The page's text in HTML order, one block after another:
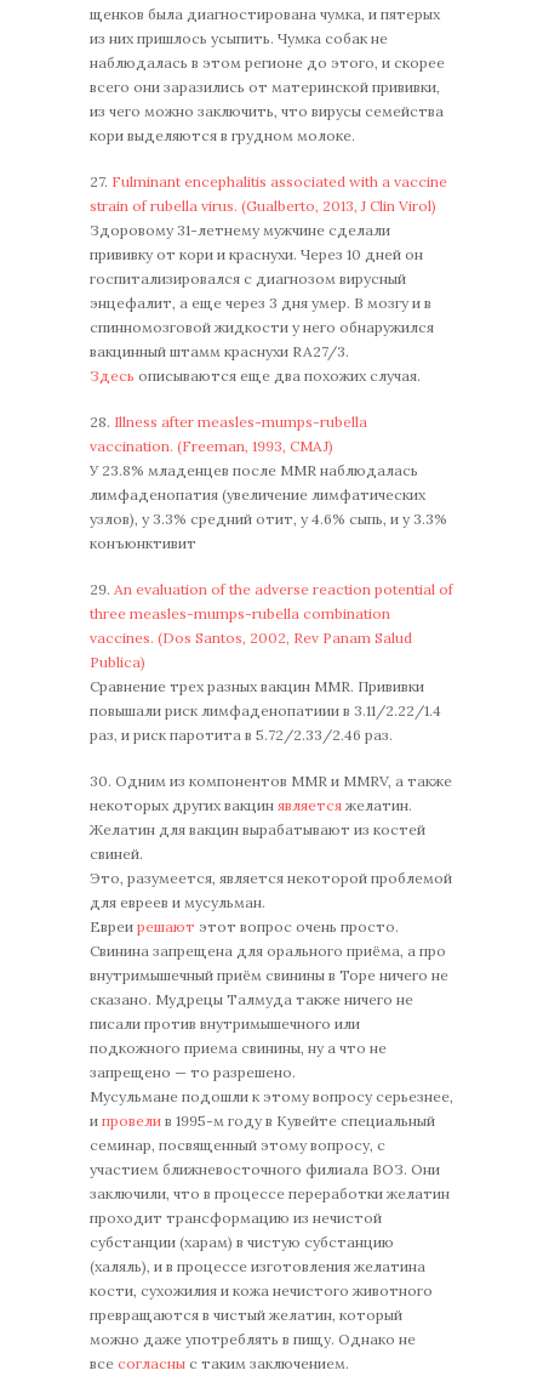
щенков была диагностирована чумка, и пятерых
из них пришлось усыпить. Чумка собак не
наблюдалась в этом регионе до этого, и скорее
всего они заразились от материнской прививки,
из чего можно заключить, что вирусы семейства
кори выделяются в грудном молоке.
27. Fulminant encephalitis associated with a vaccine
strain of rubella virus. (Gualberto, 2013, J Clin Virol)
Здоровому 31-летнему мужчине сделали
прививку от кори и краснухи. Через 10 дней он
госпитализировался с диагнозом вирусный
энцефалит, а еще через 3 дня умер. В мозгу и в
спинномозговой жидкости у него обнаружился
вакцинный штамм краснухи RA27/3.
Здесь описываются еще два похожих случая.
28. Illness after measles-mumps-rubella
vaccination. (Freeman, 1993, CMAJ)
У 23.8% младенцев после MMR наблюдалась
лимфаденопатия (увеличение лимфатических
узлов), у 3.3% средний отит, у 4.6% сыпь, и у 3.3%
конъюнктивит
29. An evaluation of the adverse reaction potential of
three measles-mumps-rubella combination
vaccines. (Dos Santos, 2002, Rev Panam Salud
Publica)
Сравнение трех разных вакцин MMR. Прививки
повышали риск лимфаденопатиии в 3.11/2.22/1.4
раз, и риск паротита в 5.72/2.33/2.46 раз.
30. Одним из компонентов MMR и MMRV, а также
некоторых других вакцин является желатин.
Желатин для вакцин вырабатывают из костей
свиней.
Это, разумеется, является некоторой проблемой
для евреев и мусульман.
Евреи решают этот вопрос очень просто.
Свинина запрещена для орального приёма, а про
внутримышечный приём свинины в Торе ничего не
сказано. Мудрецы Талмуда также ничего не
писали против внутримышечного или
подкожного приема свинины, ну а что не
запрещено — то разрешено.
Мусульмане подошли к этому вопросу серьезнее,
и провели в 1995-м году в Кувейте специальный
семинар, посвященный этому вопросу, с
участием ближневосточного филиала ВОЗ. Они
заключили, что в процессе переработки желатин
проходит трансформацию из нечистой
субстанции (харам) в чистую субстанцию
(халяль), и в процессе изготовления желатина
кости, сухожилия и кожа нечистого животного
превращаются в чистый желатин, который
можно даже употреблять в пищу. Однако не
все согласны с таким заключением.